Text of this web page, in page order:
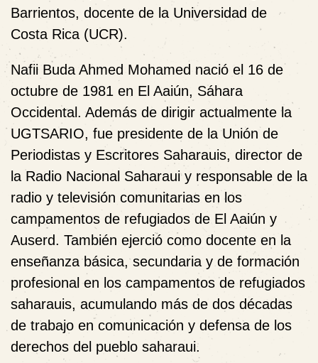
Barrientos, docente de la Universidad de
Costa Rica (UCR).
Nafii Buda Ahmed Mohamed nació el 16 de
octubre de 1981 en El Aaiún, Sáhara
Occidental. Además de dirigir actualmente la
UGTSARIO, fue presidente de laUnión de
Periodistas y Escritores Saharauis, director de
la Radio Nacional Saharaui y responsable de la
radio y televisión comunitarias en los
campamentos de refugiados de El Aaiún y
Auserd. También ejerció como docente en la
enseñanza básica, secundaria y de formación
profesional en los campamentos de refugiados
saharauis, acumulando más de dos décadas
de trabajo en comunicación y defensa de los
derechos del pueblo saharaui.